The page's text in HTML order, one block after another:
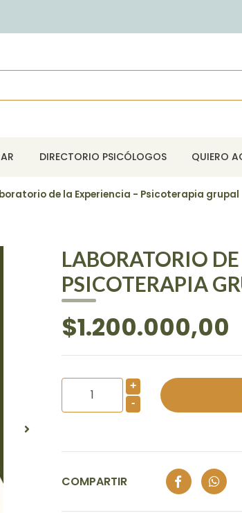
DIRECTORIO PSICÓLOGOS QUIERO
de la Experiencia - Psicoterapia grupal
LABORATORIO
PSICOTERAPIA
$1.200.000,00
+
-
COMPARTIR